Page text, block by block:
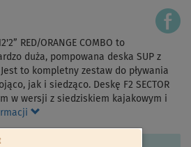
RED/ORANGE COMBO to
duża, pompowana deska SUP z
to kompletny zestaw do pływania
jak i siedząco. Deskę F2 SECTOR
w wersji z siedziskiem kajakowym i